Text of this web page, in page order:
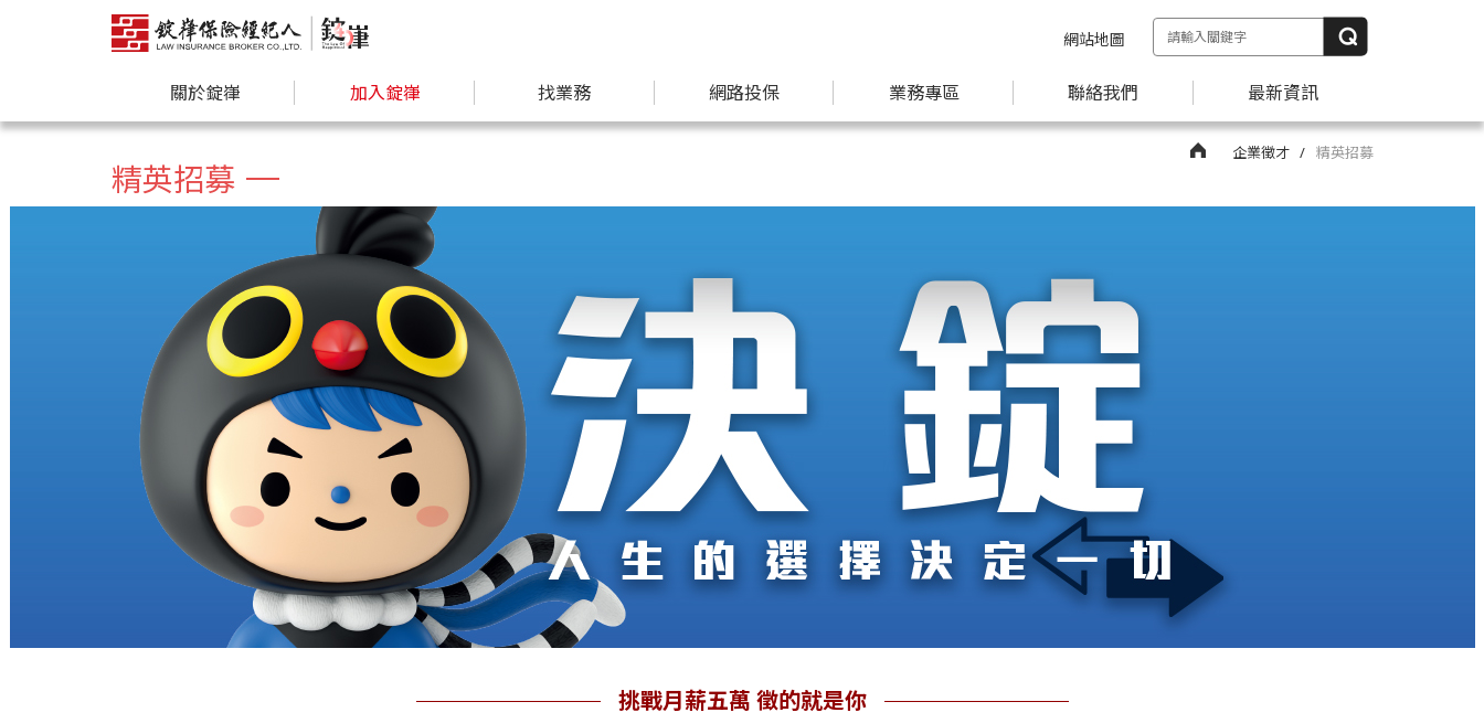
網站地圖
關於錠嵂 加入錠嵂 找業務 網路投保 業務專區 聯絡我們 最新資訊
企業徵才 精英招募
精英招募
挑戰月薪五萬 徵的就是你